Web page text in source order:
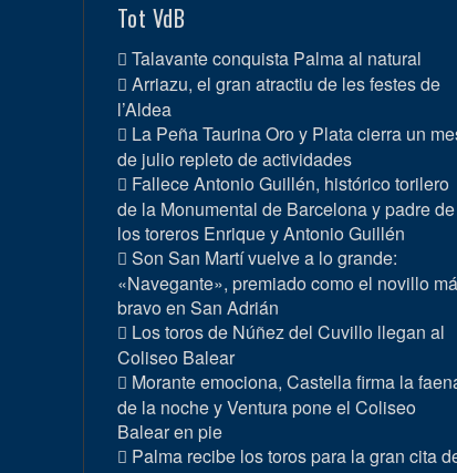
Tot VdB
Talavante conquista Palma al natural
Arriazu, el gran atractiu de les festes de
l’Aldea
La Peña Taurina Oro y Plata cierra un
de julio repleto de actividades
Fallece Antonio Guillén, histórico torilero
de la Monumental de Barcelona y padre de
los toreros Enrique y Antonio Guillén
Son San Martí vuelve a lo grande:
«Navegante», premiado como el novillo
bravo en San Adrián
Los toros de Núñez del Cuvillo llegan al
Coliseo Balear
Morante emociona, Castella firma la
de la noche y Ventura pone el Coliseo
Balear en pie
Palma recibe los toros para la gran cita